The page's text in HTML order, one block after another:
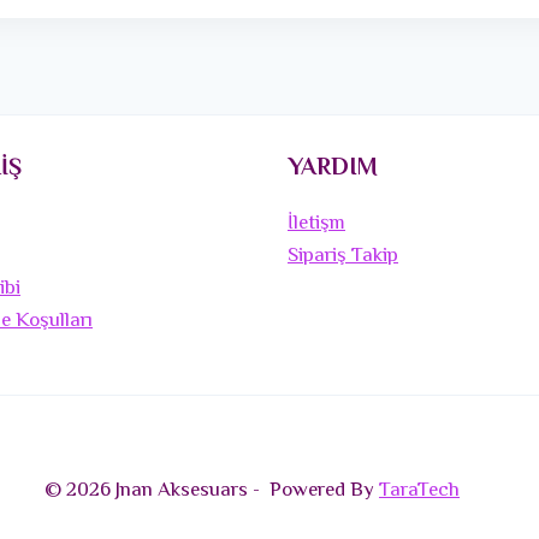
Koşulları
YARDIM
İletişm
Sipariş Takip
© 2026 Jnan Aksesuars - Powered ByTaraTech